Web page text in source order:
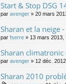
Start & Stop DSG
par avenger » 20 mars
Sharan et la neige
par fserre » 13 mars 2013,
Sharan climatronic
par avenger » 12 déc.
Sharan 2010